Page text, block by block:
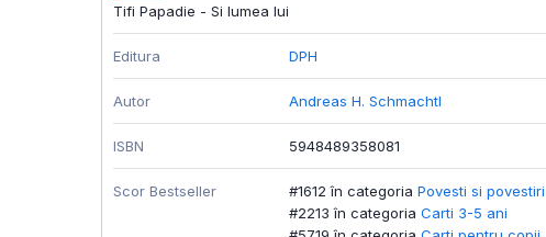
Tifi Papadie - Si lumea lui
Editura DPH
Autor Andreas H. Schmachtl
ISBN 5948489358081
Scor Bestseller #1612 în categoria Povesti si povestiri
#2213 în categoria Carti 3-5 ani